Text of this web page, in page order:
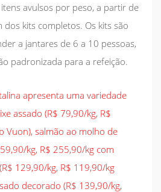
avulsos por peso, a partir de
kits completos. Os kits são
a jantares de 6 a 10 pessoas,
padronizada para a refeição.
apresenta uma variedade
assado (R$ 79,90/kg, R$
Vuon), salmão ao molho de
kg, R$ 255,90/kg com
129,90/kg, R$ 119,90/kg
decorado (R$ 139,90/kg,